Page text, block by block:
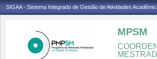
SIGAA - Sistema Integrado de Gestão de Atividades
MPSM